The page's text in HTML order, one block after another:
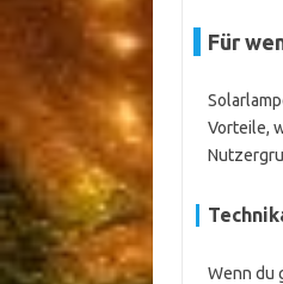
Für
Vorteile,
Wenn du